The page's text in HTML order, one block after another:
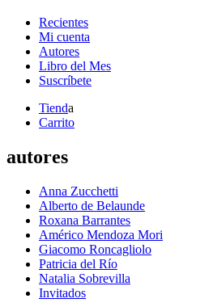
Recientes
Mi cuenta
Autores
Libro del Mes
Suscríbete
Tienda
Carrito
autores
Anna Zucchetti
Alberto de Belaunde
Roxana Barrantes
Américo Mendoza Mori
Giacomo Roncagliolo
Patricia del Río
Natalia Sobrevilla
Invitados